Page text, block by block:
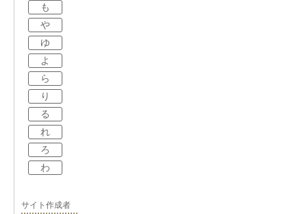
も
や
ゆ
よ
ら
り
る
れ
ろ
わ
サイト作成者